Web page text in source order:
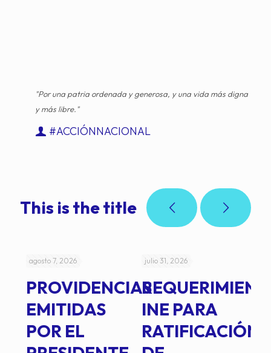
"Por una patria ordenada y generosa, y una vida más digna
y más libre."
#ACCIÓNNACIONAL
This is the title
agosto 7, 2026
PROVIDENCIAS
EMITIDAS
POR EL
julio 31, 2026
INE PARA
RATIFICACIÓN